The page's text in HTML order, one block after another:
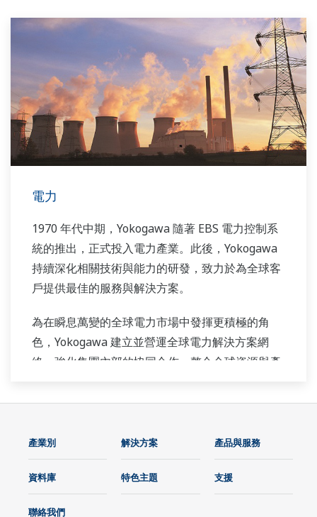
電力
1970 年代中期，Yokogawa 隨著 EBS 電力控制系
統的推出，正式投入電力產業。此後，Yokogawa
持續深化相關技術與能力的研發，致力於為全球客
戶提供最佳的服務與解決方案。
為在瞬息萬變的全球電力市場中發揮更積極的角
色，Yokogawa 建立並營運全球電力解決方案網
絡，強化集團內部的協同合作，整合全球資源與產
每一位客戶量身打造最符合其高度專業需求的解決
產業別 解決方案 產品與服務
資料庫 特色主題 支援
聯絡我們